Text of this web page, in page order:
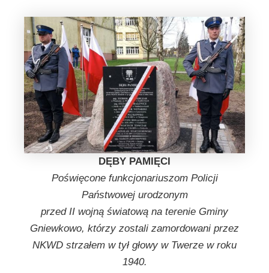
DĘBY PAMIĘCI
Poświęcone funkcjonariuszom Policji
Państwowej urodzonym
przed II wojną światową na terenie Gminy
Gniewkowo, którzy zostali zamordowani przez
NKWD strzałem w tył głowy w Twerze w roku
1940.